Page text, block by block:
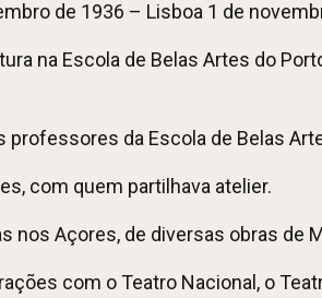
de 1936 – Lisboa 1 de
na Escola de Belas Artes do
da Escola de Belas
com quem partilhava atelier.
nos Açores, de diversas obras de
com o Teatro Nacional, o